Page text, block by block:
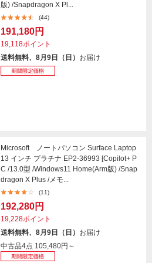
版) /Snapdragon X Pl...
(44)
191,180円
19,118ポイント
送料無料、8月9日（日） お届け
Microsoft ノートパソコン Surface Laptop
13 インチ プラチナ EP2-36993 [Copilot+ P
C /13.0型 /Windows11 Home(Arm版) /Snap
dragon X Plus /メモ...
(11)
192,280円
19,228ポイント
送料無料、8月9日（日） お届け
中古品4点 105,480円～